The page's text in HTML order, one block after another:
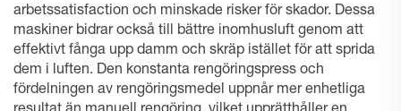
arbetssatisfaction och minskade risker för skador. Dessa
maskiner bidrar också till bättre inomhusluft genom att
effektivt fånga upp damm och skräp istället för att sprida
dem i luften. Den konstanta rengöringspress och
fördelningen av rengöringsmedel uppnår mer enhetliga